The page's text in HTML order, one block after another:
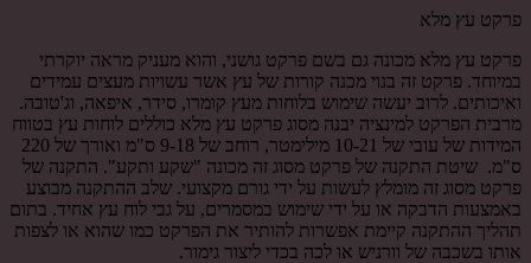
פרקט עץ מלא
פרקט עץ מלא מכונה גם בשם פרקט גושני, והוא מעניק מראה יוקרתי
במיוחד. פרקט זה בנוי מכנה קורות של עץ אשר עשויות מעצים עמידים
ואיכותים. לרוב יעשה שימוש בלוחות מעץ קומרו, סידר, איפאה, וג'טובה.
מרבית הפרקט למינציה יבנה מסוג פרקט עץ מלא כוללים לוחות עץ בטווח
המידות של עובי של 10-21 מילימטר, רוחב של 9-18 ס"מ ואורך של 220
ס"מ. שיטת התקנה של פרקט מסוג זה מכונה "שקע ותקע". התקנה של
פרקט מסוג זה מומלץ לעשות על ידי גורם מקצועי. שלב ההתקנה מבוצע
באמצעות הדבקה או על ידי שימוש במסמרים, על גבי לוח עץ אחיד. בתום
תהליך ההתקנה קיימת אפשרות להותיר את הפרקט כמו שהוא או לצפות
אותו בשכבה של וורניש או לכה בכדי ליצור גימור.